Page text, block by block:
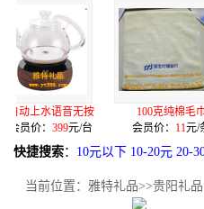
无按
元/台
100克纯棉毛巾
会员价：
元/条
双
会
快捷搜索： 10元以下 10-20元 20-
当前位置： 雅特礼品>>贵阳礼品